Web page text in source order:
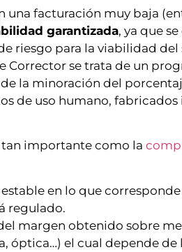
una facturación muy baja
garantizada, ya que
riesgo para la viabilidad
Corrector se trata de un
la minoración del
de uso humano,
tan importante como la
estable en lo que
regulado.
margen obtenido sobre
óptica…) el cual depende